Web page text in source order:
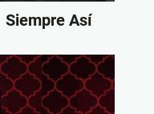
Siempre Así